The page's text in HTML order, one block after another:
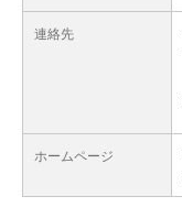
連絡先
ホームページ